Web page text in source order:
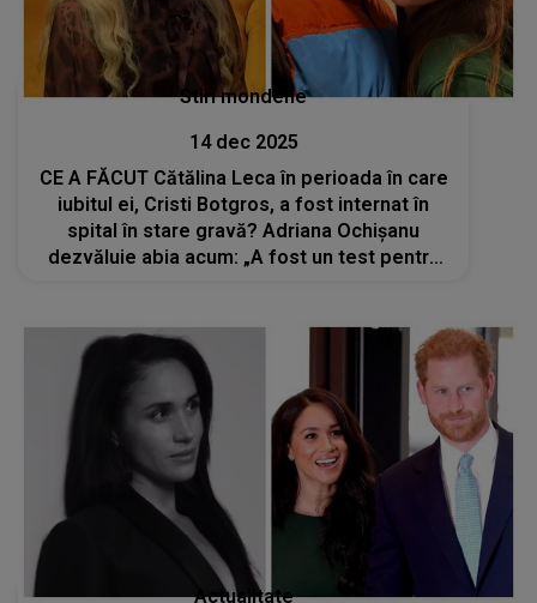
Stiri mondene
14 dec 2025
CE A FĂCUT Cătălina Leca în perioada în care
iubitul ei, Cristi Botgros, a fost internat în
spital în stare gravă? Adriana Ochișanu
dezvăluie abia acum: „A fost un test pentru
Actualitate